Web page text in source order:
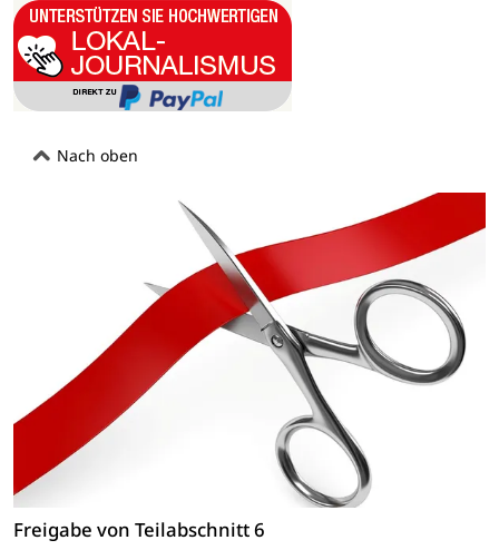
Nach oben
Freigabe von Teilabschnitt 6